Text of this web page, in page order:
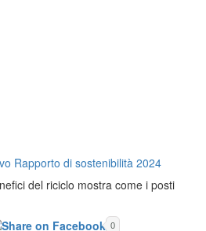
Rapporto di sostenibilità 2024
del riciclo mostra come i posti
0